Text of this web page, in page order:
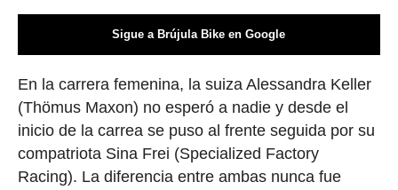
Sigue a Brújula Bike en Google
En la carrera femenina, la suiza Alessandra Keller
(Thömus Maxon) no esperó a nadie y desde el
inicio de la carrea se puso al frente seguida por su
compatriota Sina Frei (Specialized Factory
Racing). La diferencia entre ambas nunca fue